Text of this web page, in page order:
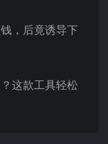
，后竟诱导下
这款工具轻松